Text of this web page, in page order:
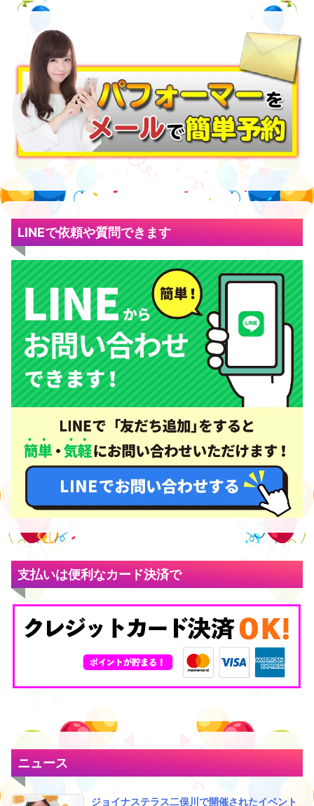
LINEで依頼や質問できます
支払いは便利なカード決済で
ニュース
ジョイナステラス二俣川で開催されたイベント